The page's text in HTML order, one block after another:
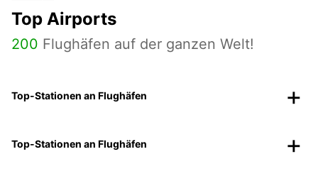
Top Airports
200 Flughäfen auf der ganzen Welt!
Top-Stationen an Flughäfen
Top-Stationen an Flughäfen